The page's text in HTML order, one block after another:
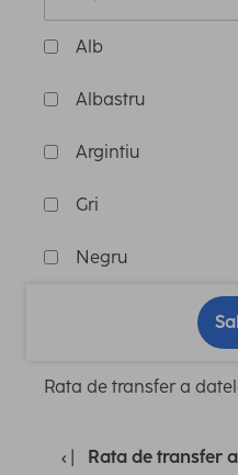
Alb
Albastru
Argintiu
Gri
Negru
Rata de transfer a
Rata de transfer